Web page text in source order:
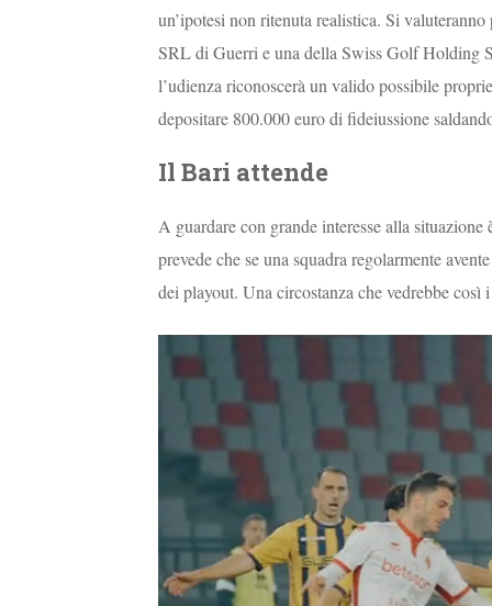
un’ipotesi non ritenuta realistica. Si
SRL di Guerri e una della Swiss Golf Holding
l’udienza riconoscerà un valido possibile
depositare 800.000 euro di fideiussione
Il Bari attende
A guardare con grande interesse alla situazione
prevede che se una squadra regolarmente
dei playout. Una circostanza che vedrebbe